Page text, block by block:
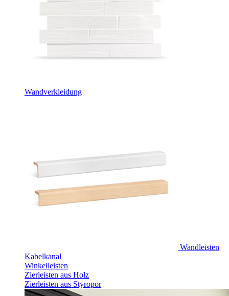
Wandverkleidung
Wandleisten
Kabelkanal
Winkelleisten
Zierleisten aus Holz
Zierleisten aus Styropor